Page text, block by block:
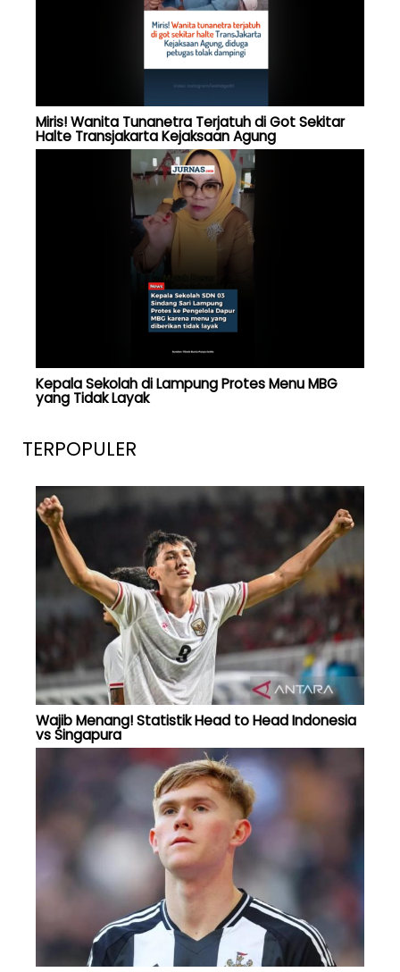
Miris! Wanita Tunanetra Terjatuh di Got Sekitar
Halte Transjakarta Kejaksaan Agung
Kepala Sekolah di Lampung Protes Menu MBG
yang Tidak Layak
TERPOPULER
Wajib Menang! Statistik Head to Head Indonesia
vs Singapura